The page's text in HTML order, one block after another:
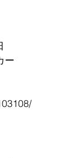
ー